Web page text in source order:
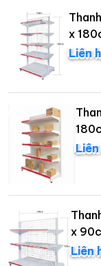
x
Liên
Liên
x
Liên